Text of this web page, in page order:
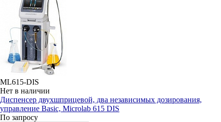
ML615-DIS
Нет в наличии
Диспенсер двухшприцевой, два независимых дозирования,
управление Basic, Microlab 615 DIS
По запросу